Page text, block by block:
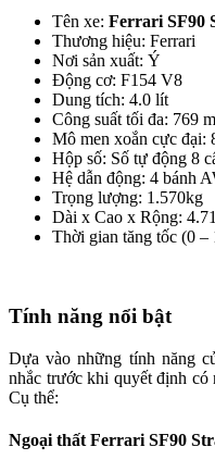
Tên xe: Ferrari SF90
Thương hiệu: Ferrari
Nơi sản xuất: Ý
Động cơ: F154 V8
Dung tích: 4.0 lít
Công suất tối đa: 769
Mô men xoắn cực đại:
Hộp số: Số tự động 8
Hệ dẫn động: 4 bánh
Trọng lượng: 1.570kg
Dài x Cao x Rộng:
Thời gian tăng tốc (0
Tính năng nổi bật
Dựa vào những tính năng
nhắc trước khi quyết định có
Cụ thể:
Ngoại thất Ferrari SF90